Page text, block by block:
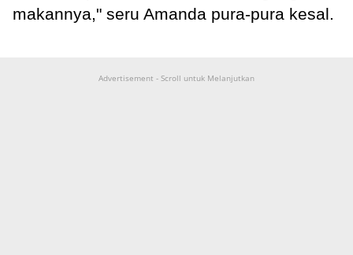
makannya," seru Amanda pura-pura kesal.
Advertisement - Scroll untuk Melanjutkan